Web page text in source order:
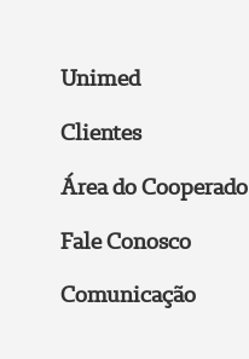
Unimed
Clientes
Área do Cooperado
Fale Conosco
Comunicação